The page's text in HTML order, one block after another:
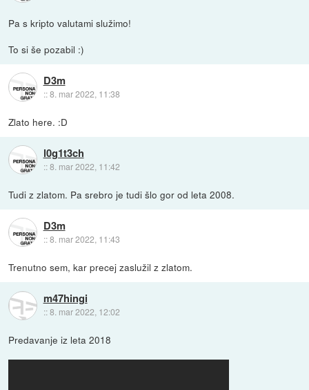
Pa s kripto valutami služimo!
To si še pozabil :)
D3m
::8. mar 2022, 11:38
Zlato here. :D
l0g1t3ch
::8. mar 2022, 11:42
Tudi z zlatom. Pa srebro je tudi šlo gor od leta 2008.
D3m
::8. mar 2022, 11:43
Trenutno sem, kar precej zaslužil z zlatom.
m47hingi
::8. mar 2022, 12:02
Predavanje iz leta 2018